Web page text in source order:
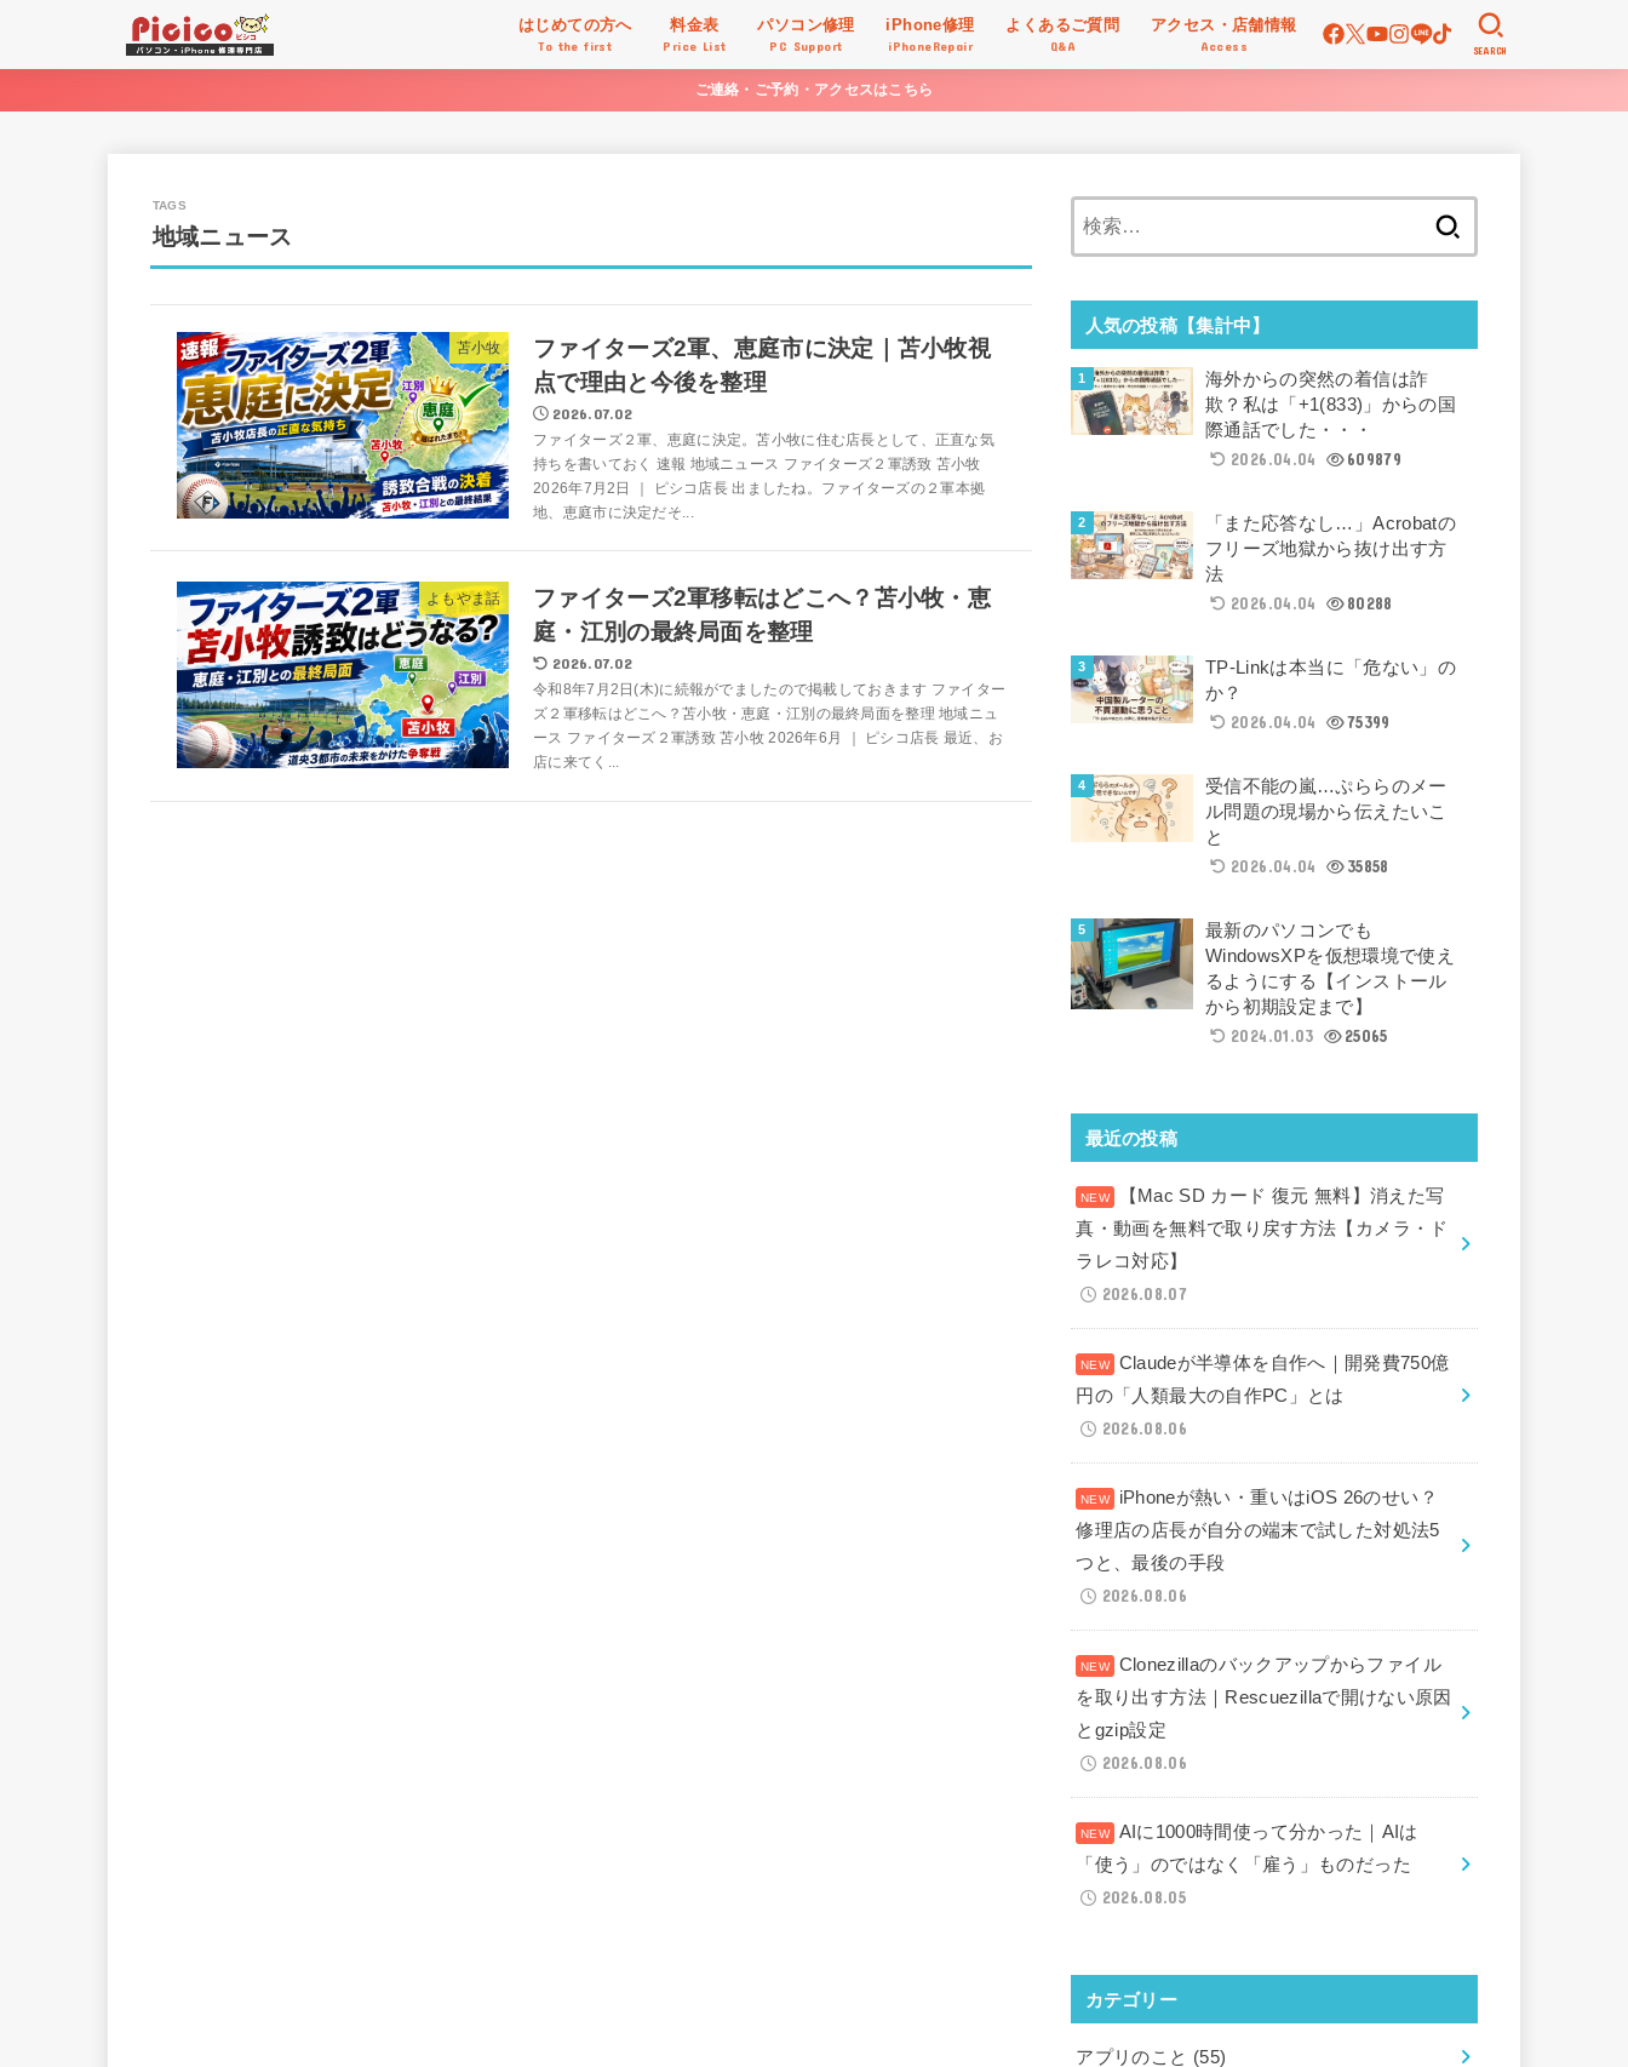
はじめての方へ
To the first
料金表
Price List
パソコン修理
PC Support
iPhone修理
iPhoneRepair
よくあるご質問
Q&A
アクセス・店舗情報
Access SEARCH
ご連絡・ご予約・アクセスはこちら
地域ニュース
苫小牧
ファイターズ2軍、恵庭市に決定｜苫小牧視
点で理由と今後を整理
2026.07.02
ファイターズ２軍、恵庭に決定。苫小牧に住む店長として、正直な気
持ちを書いておく 速報 地域ニュース ファイターズ２軍誘致 苫小牧
2026年7月2日 ｜ ピシコ店長 出ましたね。ファイターズの２軍本拠
地、恵庭市に決定だそ...
よもやま話
ファイターズ2軍移転はどこへ？苫小牧・恵
庭・江別の最終局面を整理
2026.07.02
令和8年7月2日(木)に続報がでましたので掲載しておきます ファイター
ズ２軍移転はどこへ？苫小牧・恵庭・江別の最終局面を整理 地域ニュ
ース ファイターズ２軍誘致 苫小牧 2026年6月 ｜ ピシコ店長 最近、お
店に来てく...
人気の投稿【集計中】
海外からの突然の着信は詐
欺？私は「+1(833)」からの国
際通話でした・・・
2026.04.04
609879
「また応答なし…」Acrobatの
フリーズ地獄から抜け出す方
法
2026.04.04
80288
TP-Linkは本当に「危ない」の
か？
2026.04.04
75399
受信不能の嵐…ぷららのメー
ル問題の現場から伝えたいこ
と
2026.04.04
35858
最新のパソコンでも
WindowsXPを仮想環境で使え
るようにする【インストール
から初期設定まで】
2024.01.03
25065
最近の投稿
【Mac SD カード 復元 無料】消えた写
真・動画を無料で取り戻す方法【カメラ・ド
ラレコ対応】
2026.08.07
Claudeが半導体を自作へ｜開発費750億
円の「人類最大の自作PC」とは
2026.08.06
iPhoneが熱い・重いはiOS 26のせい？
修理店の店長が自分の端末で試した対処法5
つと、最後の手段
2026.08.06
Clonezillaのバックアップからファイル
を取り出す方法｜Rescuezillaで開けない原因
とgzip設定
2026.08.06
AIに1000時間使って分かった｜AIは
「使う」のではなく「雇う」ものだった
2026.08.05
カテゴリー
アプリのこと (55)